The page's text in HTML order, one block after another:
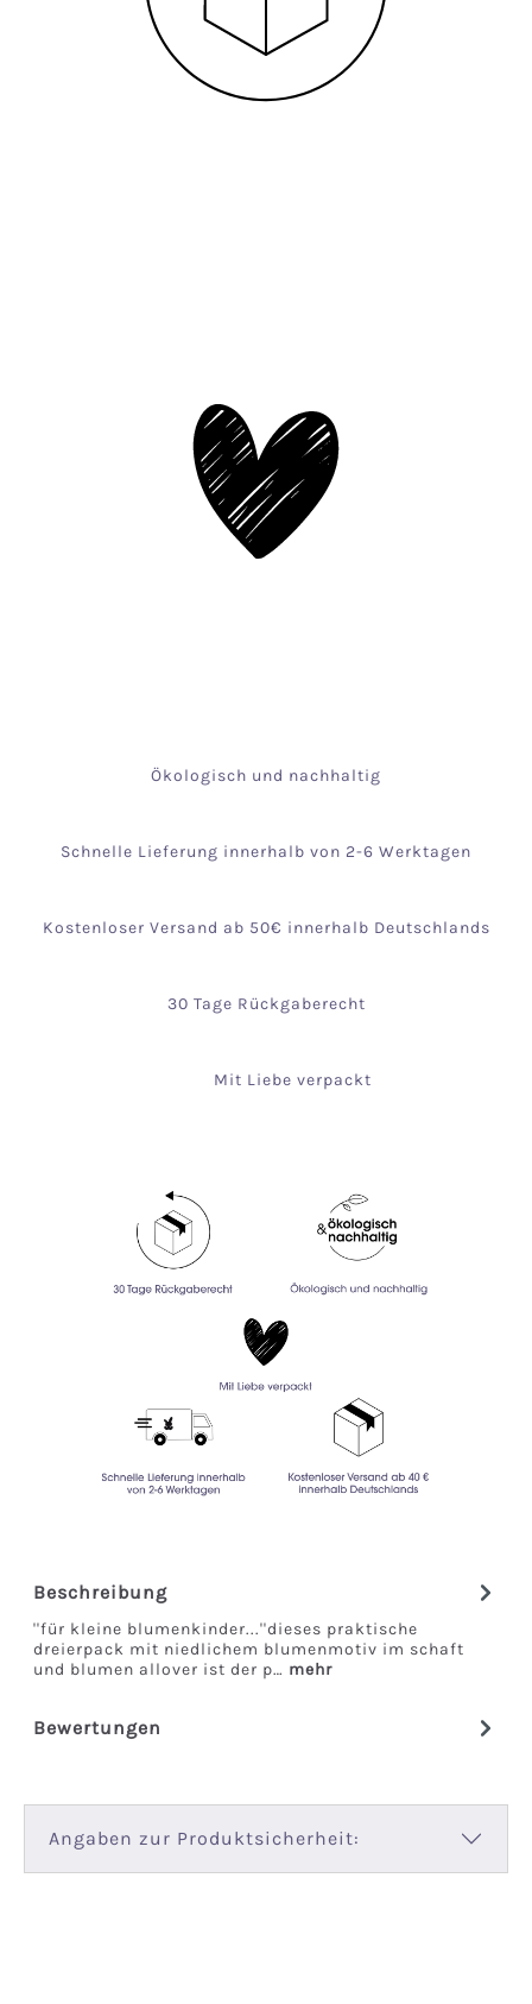
Ökologisch und nachhaltig
Schnelle Lieferung innerhalb von 2-6 Werktagen
Kostenloser Versand ab 50€ innerhalb Deutschlands
30 Tage Rückgaberecht
Mit Liebe verpackt
Beschreibung
''für kleine blumenkinder...''dieses praktische
dreierpack mit niedlichem blumenmotiv im schaft
und blumen allover ist der p… mehr
Bewertungen
Angaben zur Produktsicherheit: